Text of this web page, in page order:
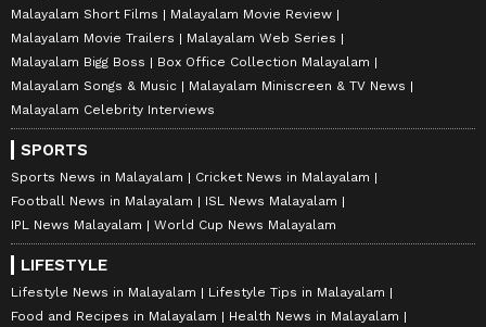
Malayalam Short Films
Malayalam Movie Review
Malayalam Movie Trailers
Malayalam Web Series
Malayalam Bigg Boss
Box Office Collection Malayalam
Malayalam Songs & Music
Malayalam Miniscreen & TV News
Malayalam Celebrity Interviews
SPORTS
Sports News in Malayalam
Cricket News in Malayalam
Football News in Malayalam
ISL News Malayalam
IPL News Malayalam
World Cup News Malayalam
LIFESTYLE
Lifestyle News in Malayalam
Lifestyle Tips in Malayalam
Food and Recipes in Malayalam
Health News in Malayalam